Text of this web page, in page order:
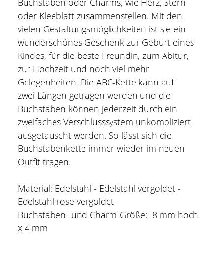
Buchstaben oder Charms, wie Herz, Stern
oder Kleeblatt zusammenstellen. Mit den
vielen Gestaltungsmöglichkeiten ist sie ein
wunderschönes Geschenk zur Geburt eines
Kindes, für die beste Freundin, zum Abitur,
zur Hochzeit und noch viel mehr
Gelegenheiten. Die ABC-Kette kann auf
zwei Längen getragen werden und die
Buchstaben können jederzeit durch ein
zweifaches Verschlusssystem unkompliziert
ausgetauscht werden. So lässt sich die
Buchstabenkette immer wieder im neuen
Outfit tragen.
Material: Edelstahl - Edelstahl vergoldet -
Edelstahl rose vergoldet
Buchstaben- und Charm-Größe: 8 mm hoch
x 4 mm